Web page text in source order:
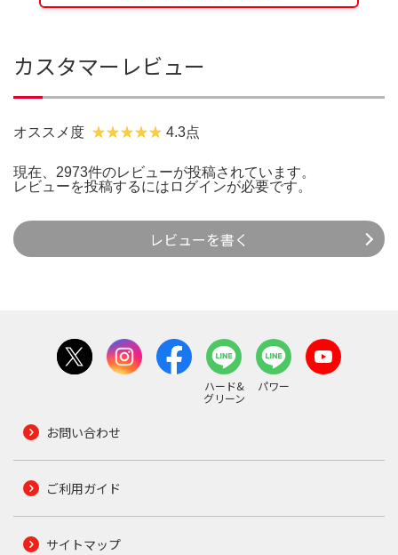
カスタマーレビュー
オススメ度 4.3点
現在、2973件のレビューが投稿されています。
レビューを投稿するには ログインが必要です。
レビューを書く
ハード&
グリーン
パワー
お問い合わせ
ご利用ガイド
サイトマップ